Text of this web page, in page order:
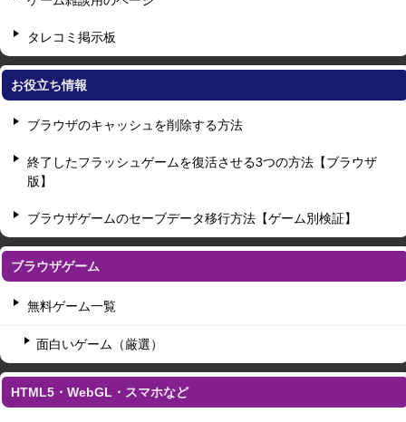
タレコミ掲示板
お役立ち情報
ブラウザのキャッシュを削除する方法
終了したフラッシュゲームを復活させる3つの方法【ブラウザ
版】
ブラウザゲームのセーブデータ移行方法【ゲーム別検証】
ブラウザゲーム
無料ゲーム一覧
面白いゲーム（厳選）
HTML5・WebGL・スマホなど